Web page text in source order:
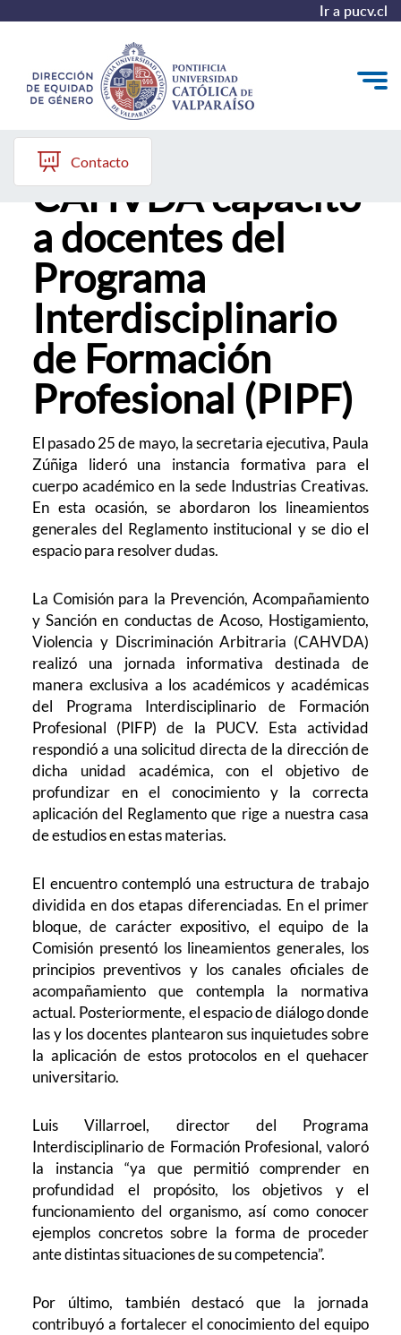
Ir a pucv.cl
Quiénes somos
Diagnóstico y Política
Plan de Acción
Modelo de Prevención
Repositorio
Redes de Trabajo
Contacto
Comisión
CAHVDA capacitó
a docentes del
Programa
Interdisciplinario
de Formación
Profesional (PIPF)
El pasado 25 de mayo, la secretaria ejecutiva, Paula
Zúñiga lideró una instancia formativa para el
cuerpo académico en la sede Industrias Creativas.
En esta ocasión, se abordaron los lineamientos
generales del Reglamento institucional y se dio el
espacio para resolver dudas.
La Comisión para la Prevención, Acompañamiento
y Sanción en conductas de Acoso, Hostigamiento,
Violencia y Discriminación Arbitraria (CAHVDA)
realizó una jornada informativa destinada de
manera exclusiva a los académicos y académicas
del Programa Interdisciplinario de Formación
Profesional (PIFP) de la PUCV. Esta actividad
respondió a una solicitud directa de la dirección de
dicha unidad académica, con el objetivo de
profundizar en el conocimiento y la correcta
aplicación del Reglamento que rige a nuestra casa
de estudios en estas materias.
El encuentro contempló una estructura de trabajo
dividida en dos etapas diferenciadas. En el primer
bloque, de carácter expositivo, el equipo de la
Comisión presentó los lineamientos generales, los
principios preventivos y los canales oficiales de
acompañamiento que contempla la normativa
actual. Posteriormente, el espacio de diálogo donde
las y los docentes plantearon sus inquietudes sobre
la aplicación de estos protocolos en el quehacer
universitario.
Luis Villarroel, director del Programa
Interdisciplinario de Formación Profesional, valoró
la instancia “ya que permitió comprender en
profundidad el propósito, los objetivos y el
funcionamiento del organismo, así como conocer
ejemplos concretos sobre la forma de proceder
ante distintas situaciones de su competencia”.
Por último, también destacó que la jornada
contribuyó a fortalecer el conocimiento del equipo